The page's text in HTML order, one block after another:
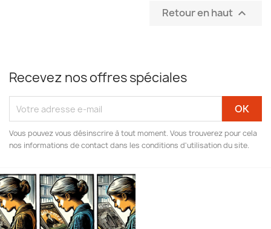
Retour en haut 
Recevez nos offres spéciales
Vous pouvez vous désinscrire à tout moment. Vous trouverez pour cela
nos informations de contact dans les conditions d'utilisation du site.